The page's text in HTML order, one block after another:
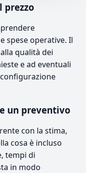
prezzo
spese operative. Il
qualità dei
e ad eventuali
un preventivo
con la stima,
cosa è incluso
tempi di
in modo